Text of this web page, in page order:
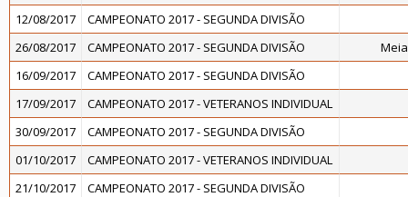
12/08/2017
CAMPEONATO 2017 - SEGUNDA DIVISÃO
26/08/2017
CAMPEONATO 2017 - SEGUNDA DIVISÃO
16/09/2017
CAMPEONATO 2017 - SEGUNDA DIVISÃO
17/09/2017
CAMPEONATO 2017 - VETERANOS INDIVIDUAL
30/09/2017
CAMPEONATO 2017 - SEGUNDA DIVISÃO
01/10/2017
CAMPEONATO 2017 - VETERANOS INDIVIDUAL
21/10/2017
CAMPEONATO 2017 - SEGUNDA DIVISÃO